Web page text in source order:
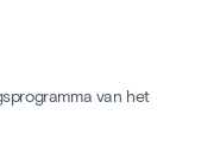
van het